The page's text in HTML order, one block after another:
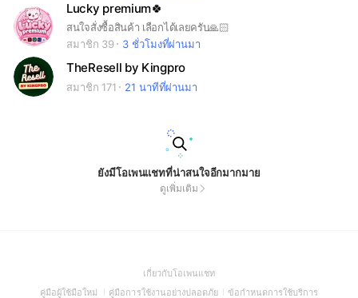
Lucky premium🍀
สนใจสั่งซื้อสินค้า เลือกได้เลยครับ🙏🏻
สมาชิก 39
3 ชั่วโมงที่ผ่านมา
TheResell by Kingpro
สมาชิก 171 21 นาทีที่ผ่านมา
ยังมีโอเพนแชทที่น่าสนใจอีกมากมาย
ดูเพิ่มเติม
เกี่ยวกับโอเพนแชท(Open
in
คู่มือผู้ใช้มือใหม่ (Open
คู่มือการใช้งานอย่างปลอดภัย(Open
ข้อกำหนดการใช้บริการ(Open